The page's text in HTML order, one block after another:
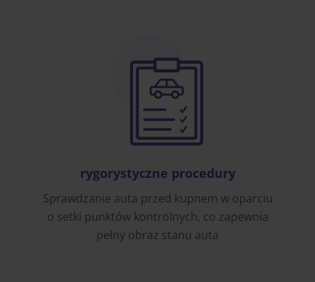
rygorystyczne procedury
Sprawdzanie auta przed kupnem w oparciu
o setki punktów kontrolnych, co zapewnia
pełny obraz stanu auta